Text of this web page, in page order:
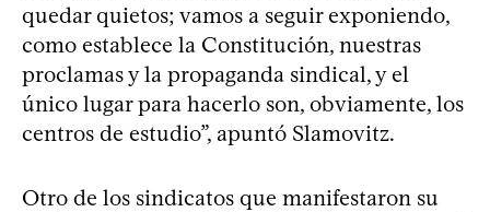
quedar quietos; vamos a seguir exponiendo,
como establece la Constitución, nuestras
proclamas y la propaganda sindical, y el
único lugar para hacerlo son, obviamente, los
centros de estudio”, apuntó Slamovitz.
Otro de los sindicatos que manifestaron su